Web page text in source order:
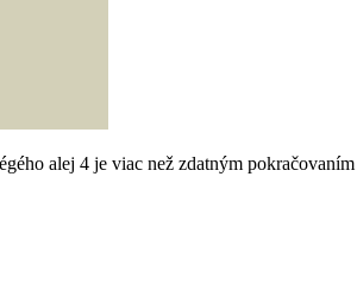
alej 4 je viac než zdatným